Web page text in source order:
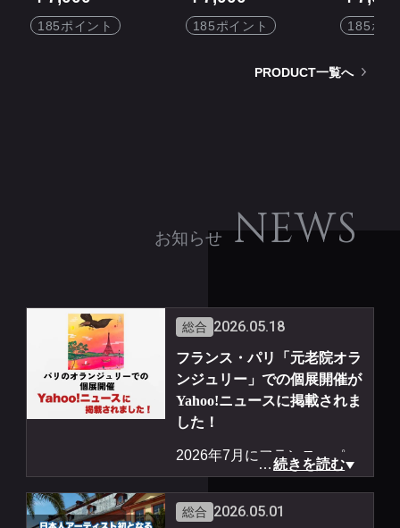
アート
185ポイント
キャンバスアート
185ポイント
ャンバ
185ポイ
PRODUCT一覧へ
NEWS
お知らせ
総合 2026.05.18
フランス・パリ「元老院オラ
ンジュリー」での個展開催が
Yahoo!ニュースに掲載されま
した！
2026年7月にフランス・パリ
「元老院オランジュリー」に
て開催予定のSHINGIIIIII個展
…続きを読む
総合 2026.05.01